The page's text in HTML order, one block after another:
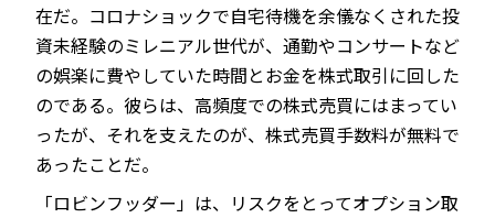
在だ。コロナショックで自宅待機を余儀なくされた投
資未経験のミレニアル世代が、通勤やコンサートなど
の娯楽に費やしていた時間とお金を株式取引に回した
のである。彼らは、高頻度での株式売買にはまってい
ったが、それを支えたのが、株式売買手数料が無料で
あったことだ。
「ロビンフッダー」は、リスクをとってオプション取